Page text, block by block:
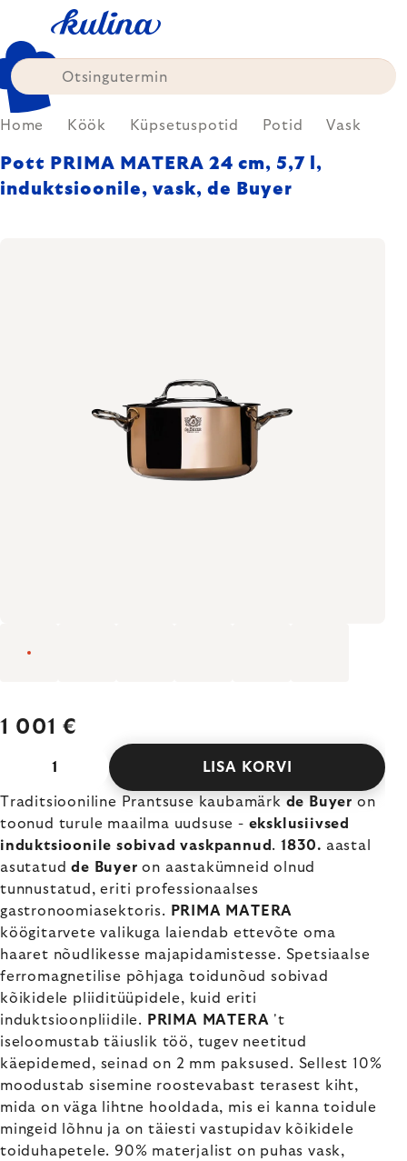
content
Home Köök Küpsetuspotid Potid Vask
Pott PRIMA MATERA 24 cm, 5,7 l,
induktsioonile, vask, de Buyer
1 001 €
LISA KORVI
Traditsiooniline Prantsuse kaubamärk de Buyer on
toonud turule maailma uudsuse - eksklusiivsed
induktsioonile sobivad vaskpannud .1830. aastal
asutatudde Buyer on aastakümneid olnud
tunnustatud, eriti professionaalses
gastronoomiasektoris.
PRIMA MATERA
köögitarvete valikuga laiendab ettevõte oma
haaret nõudlikesse majapidamistesse. Spetsiaalse
ferromagnetilise põhjaga toidunõud sobivad
kõikidele pliiditüüpidele, kuid eriti
induktsioonpliidile.
PRIMA MATERA 't
iseloomustab täiuslik töö, tugev neetitud
käepidemed, seinad on 2 mm paksused. Sellest 10%
moodustab sisemine roostevabast terasest kiht,
mida on väga lihtne hooldada, mis ei kanna toidule
mingeid lõhnu ja on täiesti vastupidav kõikidele
toiduhapetele. 90% materjalist on puhas vask,